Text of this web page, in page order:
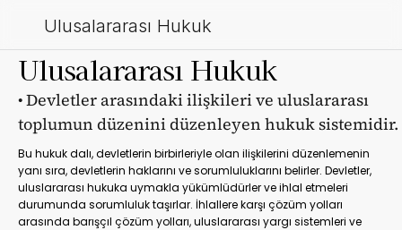
Ulusalararası Hukuk
Ulusalararası Hukuk
• Devletler arasındaki ilişkileri ve uluslararası
toplumun düzenini düzenleyen hukuk sistemidir.
Bu hukuk dalı, devletlerin birbirleriyle olan ilişkilerini düzenlemenin
yanı sıra, devletlerin haklarını ve sorumluluklarını belirler. Devletler,
uluslararası hukuka uymakla yükümlüdürler ve ihlal etmeleri
durumunda sorumluluk taşırlar. İhlallere karşı çözüm yolları
arasında barışçıl çözüm yolları, uluslararası yargı sistemleri ve